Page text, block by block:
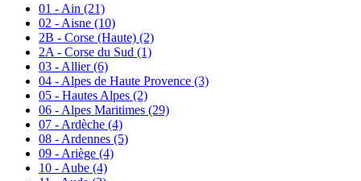
01 - Ain (21)
02 - Aisne (10)
2B - Corse (Haute) (2)
2A - Corse du Sud (1)
03 - Allier(6)
04 - Alpes de Haute Provence (3)
05 - Hautes Alpes (2)
06 - Alpes Maritimes (29)
07 - Ardèche (4)
08 - Ardennes (5)
09 - Ariège (4)
10 - Aube (4)